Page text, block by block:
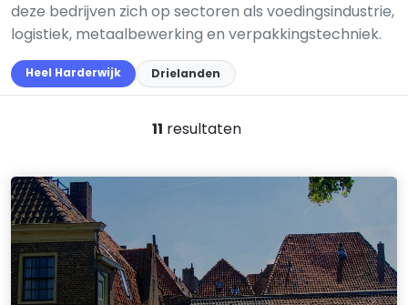
deze bedrijven zich op sectoren als voedingsindustrie,
logistiek, metaalbewerking en verpakkingstechniek.
Heel Harderwijk Drielanden
11 resultaten